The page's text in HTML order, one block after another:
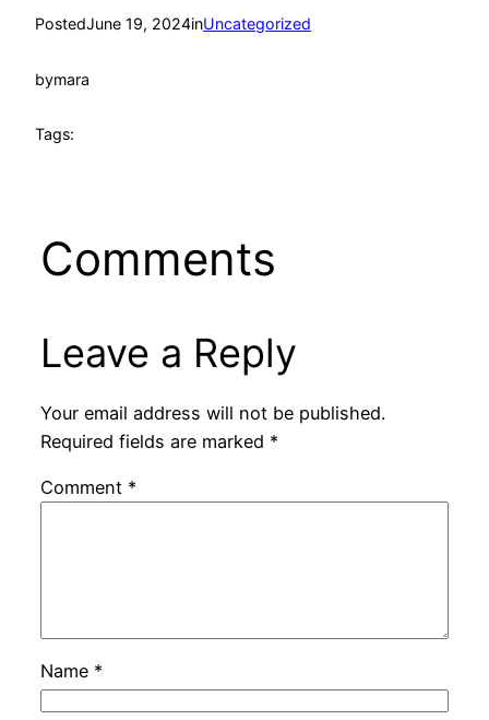
PostedJune 19, 2024inUncategorized
bymara
Tags:
Comments
Leave a Reply
Your email address will not be published.
Required fields are marked *
Comment *
Name *